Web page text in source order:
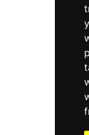
24/1/2018
Industrial a
collaboré
IK4-IKERLAN